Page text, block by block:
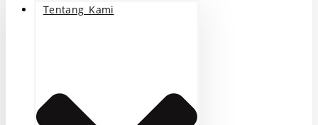
Tentang Kami